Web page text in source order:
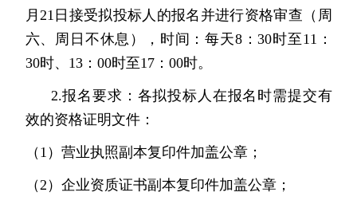
月 21 日接受拟投标人的报名并进行资格审查（周
六、周日不休息），时间：每天8：30时至11 ：
30时、 13： 00时至17： 00时。
2.报名要求： 各拟投标人在报名时需提交有
效的资格证明文件：
（ 1 ）营业执照副本复印件加盖公章；
（ 2 ）企业资质证书副本复印件加盖公章；